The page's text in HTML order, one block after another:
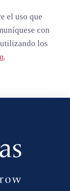
el uso que
con
los
.